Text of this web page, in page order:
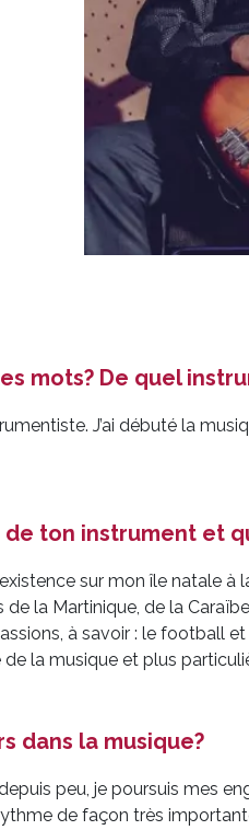
mots? De quel
J’ai débuté la
ton instrument et
sur mon île natale à
la Martinique, de la
à savoir : le football
la musique et plus
dans la musique?
peu, je poursuis mes
de façon très